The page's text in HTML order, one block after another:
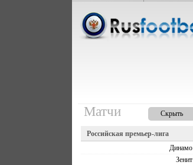
Матчи Скрыть
Российская премьер-лига
Динамо
Зенит